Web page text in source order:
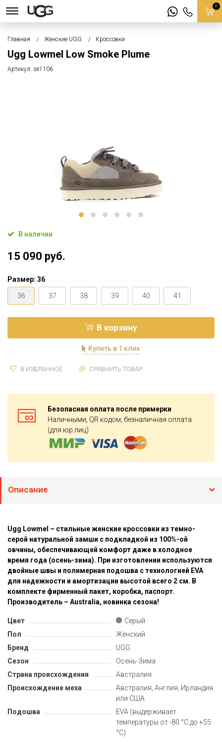
0
Главная Женские UGG Кроссовки
Ugg Lowmel Low Smoke Plume
Артикул: se1106
В наличии
15 090 руб.
Размер: 36
36 37 38 39 40 41
В корзину
Купить в 1 клик
В ИЗБРАННОЕ СРАВНИТЬ ТОВАР
Безопасная оплата после примерки
Наличными, QR кодом, безналичная оплата
(для юр.лиц)
Описание
Ugg Lowmel – стильные женские кроссовки из темно-
серой натуральной замши с подкладкой из 100%-ой
овчины, обеспечивающей комфорт даже в холодное
время года (осень-зима). При изготовлении используются
двойные швы и полимерная подошва с технологией EVA
для надежности и амортизации высотой всего 2 см. В
комплекте фирменный пакет, коробка, паспорт.
Производитель – Australia, новинка сезона!
Цвет
Серый
Пол
Женский
Бренд
UGG
Сезон
Осень-Зима
Страна происхождения
Австралия
Происхождение меха
Австралия, Англия, Ирландия
или США
Подошва
EVA (выдерживает
температуры от -80 °C до +55
°C)